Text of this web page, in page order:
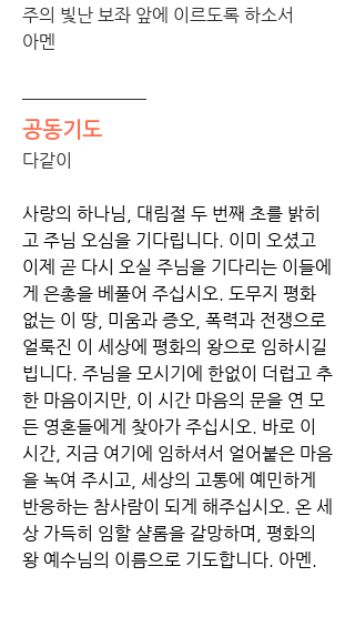
주의 빛난 보좌 앞에 이르도록 하소서
아멘
공동기도
다같이
사랑의 하나님, 대림절 두 번째 초를 밝히
고 주님 오심을 기다립니다. 이미 오셨고
이제 곧 다시 오실 주님을 기다리는 이들에
게 은총을 베풀어 주십시오. 도무지 평화
없는 이 땅, 미움과 증오, 폭력과 전쟁으로
얼룩진 이 세상에 평화의 왕으로 임하시길
빕니다. 주님을 모시기에 한없이 더럽고 추
한 마음이지만, 이 시간 마음의 문을 연 모
든 영혼들에게 찾아가 주십시오. 바로 이
시간, 지금 여기에 임하셔서 얼어붙은 마음
을 녹여 주시고, 세상의 고통에 예민하게
반응하는 참사람이 되게 해주십시오. 온 세
상 가득히 임할 샬롬을 갈망하며, 평화의
왕 예수님의 이름으로 기도합니다. 아멘.